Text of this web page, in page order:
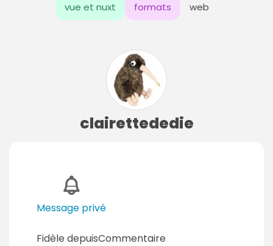
vue et nuxt formats web
clairettededie
Message privé
Fidèle depuisCommentaire